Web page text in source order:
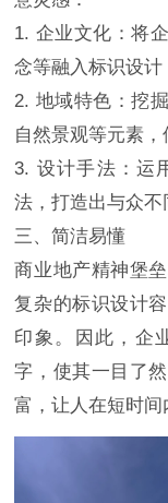
1. 企业文化：将
念等融入标识设计
2. 地域特色：挖
自然景观等元素，
3. 设计手法：运
法，打造出与众不
三、简洁易懂
商业地产精神堡
复杂的标识设计
印象。因此，企
字，使其一目了
富，让人在短时间